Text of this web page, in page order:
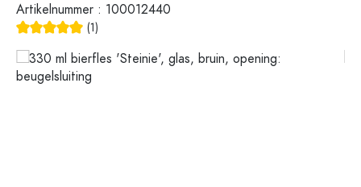
Artikelnummer : 100012440
(1)